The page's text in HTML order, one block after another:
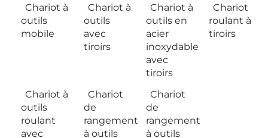
Chariot à
outils
mobile
Chariot à
outils
avec
tiroirs
Chariot à
outils en
acier
inoxydable
avec
tiroirs
Chariot
roulant à
tiroirs
Chariot à
outils
roulant
avec
Chariot
de
rangement
à outils
Chariot
de
rangement
à outils